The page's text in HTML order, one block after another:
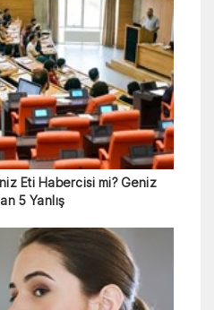
Eti Habercisi mi? Geniz
5 Yanlış